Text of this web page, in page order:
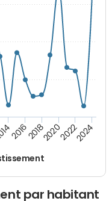
20162018202020222024
par habitant